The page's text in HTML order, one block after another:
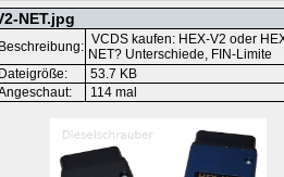
NET.jpg
Beschreibung: VCDS kaufen: HEX-V2 oder
NET? Unterschiede, FIN-Limite
Dateigröße:
53.7 KB
114 mal